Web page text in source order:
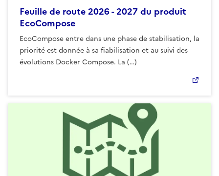
Feuille de route 2026 - 2027 du produit
EcoCompose
EcoCompose entre dans une phase de stabilisation, la
priorité est donnée à sa fiabilisation et au suivi des
évolutions Docker Compose. La (…)